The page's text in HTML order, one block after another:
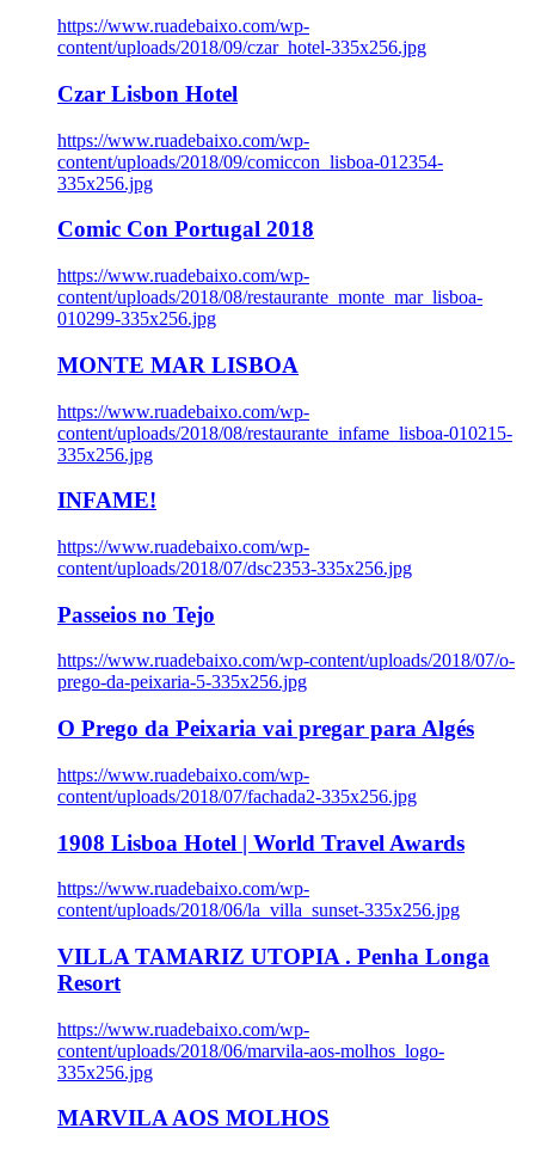
https://www.ruadebaixo.com/wp-
content/uploads/2018/09/czar_hotel-335x256.jpg
Czar Lisbon Hotel
https://www.ruadebaixo.com/wp-
content/uploads/2018/09/comiccon_lisboa-012354-
335x256.jpg
Comic Con Portugal 2018
https://www.ruadebaixo.com/wp-
content/uploads/2018/08/restaurante_monte_mar_lisboa-
010299-335x256.jpg
MONTE MAR LISBOA
https://www.ruadebaixo.com/wp-
content/uploads/2018/08/restaurante_infame_lisboa-010215-
335x256.jpg
INFAME!
https://www.ruadebaixo.com/wp-
content/uploads/2018/07/dsc2353-335x256.jpg
Passeios no Tejo
https://www.ruadebaixo.com/wp-content/uploads/2018/07/o-
prego-da-peixaria-5-335x256.jpg
O Prego da Peixaria vai pregar para Algés
https://www.ruadebaixo.com/wp-
content/uploads/2018/07/fachada2-335x256.jpg
1908 Lisboa Hotel | World Travel Awards
https://www.ruadebaixo.com/wp-
content/uploads/2018/06/la_villa_sunset-335x256.jpg
VILLA TAMARIZ UTOPIA . Penha Longa
Resort
https://www.ruadebaixo.com/wp-
content/uploads/2018/06/marvila-aos-molhos_logo-
335x256.jpg
MARVILA AOS MOLHOS